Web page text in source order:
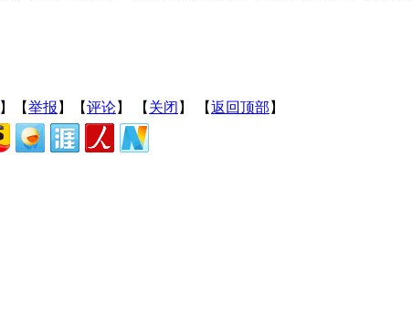
】【举报 】【评论】 【 关闭 】 【返回顶部 】